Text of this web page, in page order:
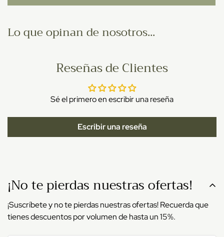
Lo que opinan de nosotros...
Reseñas de Clientes
Sé el primero en escribir una reseña
Escribir una reseña
¡No te pierdas nuestras ofertas!
¡Suscríbete y no te pierdas nuestras ofertas! Recuerda que
tienes descuentos por volumen de hasta un 15%.